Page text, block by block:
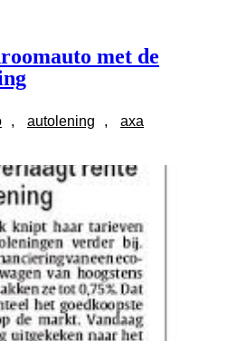
met de
, autolening , axa